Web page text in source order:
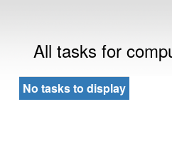
All tasks for
No tasks to display